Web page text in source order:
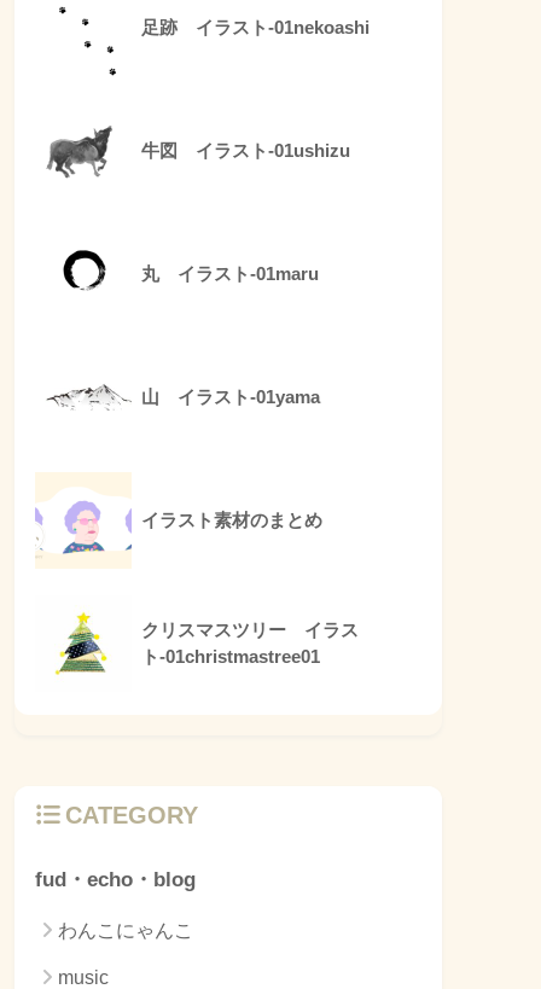
足跡 イラスト-01nekoashi
牛図 イラスト-01ushizu
丸 イラスト-01maru
山 イラスト-01yama
イラスト素材のまとめ
クリスマスツリー イラス
ト-01christmastree01
CATEGORY
fud・echo・blog
わんこにゃんこ
music